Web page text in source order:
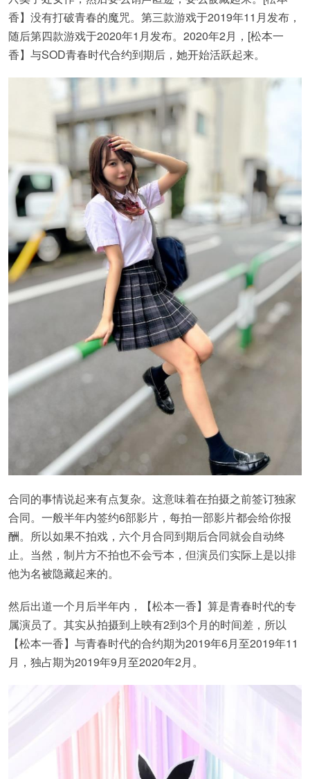
香】没有打破青春的魔咒。第三款游戏于2019年11月发布，
随后第四款游戏于2020年1月发布。2020年2月，[松本一
香】与SOD青春时代合约到期后，她开始活跃起来。
合同的事情说起来有点复杂。这意味着在拍摄之前签订独家
合同。一般半年内签约6部影片，每拍一部影片都会给你报
酬。所以如果不拍戏，六个月合同到期后合同就会自动终
止。当然，制片方不拍也不会亏本，但演员们实际上是以排
他为名被隐藏起来的。
然后出道一个月后半年内，【松本一香】算是青春时代的专
属演员了。其实从拍摄到上映有2到3个月的时间差，所以
【松本一香】与青春时代的合约期为2019年6月至2019年11
月，独占期为2019年9月至2020年2月。